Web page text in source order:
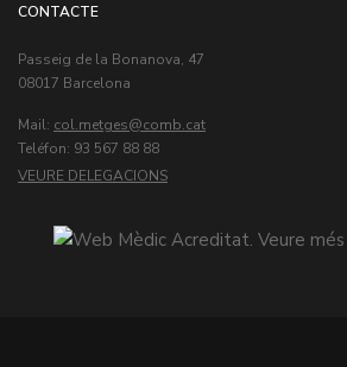
CONTACTE
Passeig de la Bonanova, 47
08017 Barcelona
Mail: col.metges
Teléfon: 93 567 88 88
VEURE DELEGACIONS